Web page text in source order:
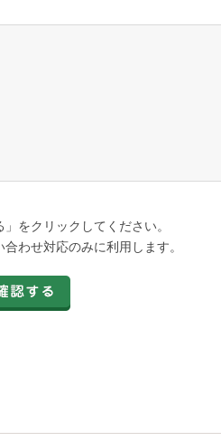
をクリックしてください。
わせ対応のみに利用します。